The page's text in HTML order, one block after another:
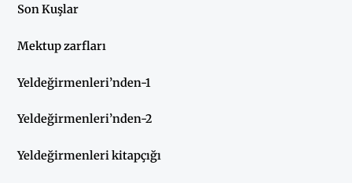
Son Kuşlar
Mektup zarfları
Yeldeğirmenleri’nden-1
Yeldeğirmenleri’nden-2
Yeldeğirmenleri kitapçığı